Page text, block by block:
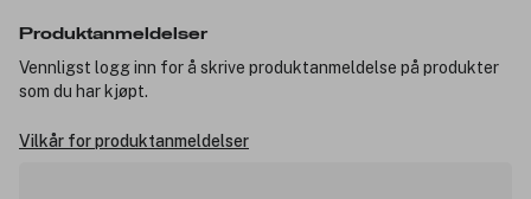
Produktanmeldelser
Vennligst logg inn for å skrive produktanmeldelse på produkter
som du har kjøpt.
Vilkår for produktanmeldelser